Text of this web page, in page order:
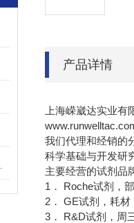
产品详情
上海嵘崴达实业
我们代理和经销的
科学基础与开发研
主要经营的试剂品
1． Roche试剂，
2． GE试剂，耗
3． R&D试剂，周